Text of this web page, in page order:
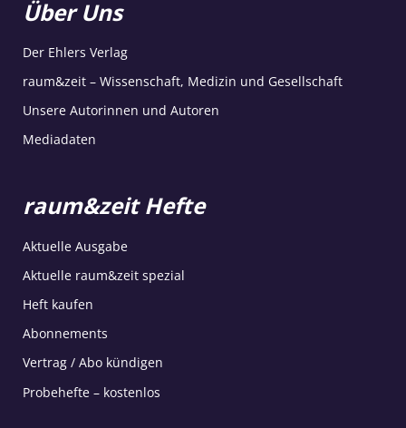
Über Uns
Der Ehlers Verlag
raum&zeit – Wissenschaft, Medizin und Gesellschaft
Unsere Autorinnen und Autoren
Mediadaten
raum&zeit Hefte
Aktuelle Ausgabe
Aktuelle raum&zeit spezial
Heft kaufen
Abonnements
Vertrag / Abo kündigen
Probehefte – kostenlos